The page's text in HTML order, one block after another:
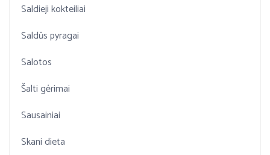
Saldieji kokteiliai
Saldūs pyragai
Salotos
Šalti gėrimai
Sausainiai
Skani dieta